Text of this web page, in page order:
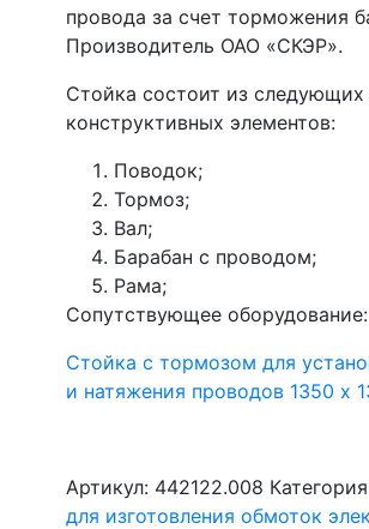
провода за счет торможения
Производитель ОАО «СКЭР».
Стойка состоит из следующих
конструктивных элементов:
Поводок;
Тормоз;
Вал;
Барабан с проводом;
Рама;
Сопутствующее оборудование:
Стойка с тормозом для
и натяжения проводов 1350 х
Артикул: 442122.008
для изготовления обмоток